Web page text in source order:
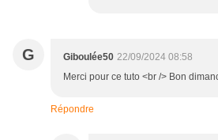
G Giboulée50 22/09/2024 08:58
Merci pour ce tuto <br /> Bon
Répondre